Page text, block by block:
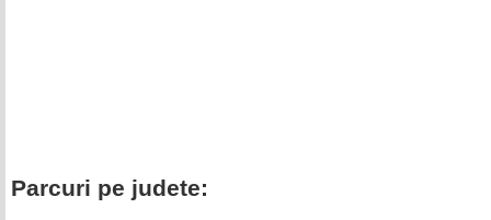
Parcuri pe judete: